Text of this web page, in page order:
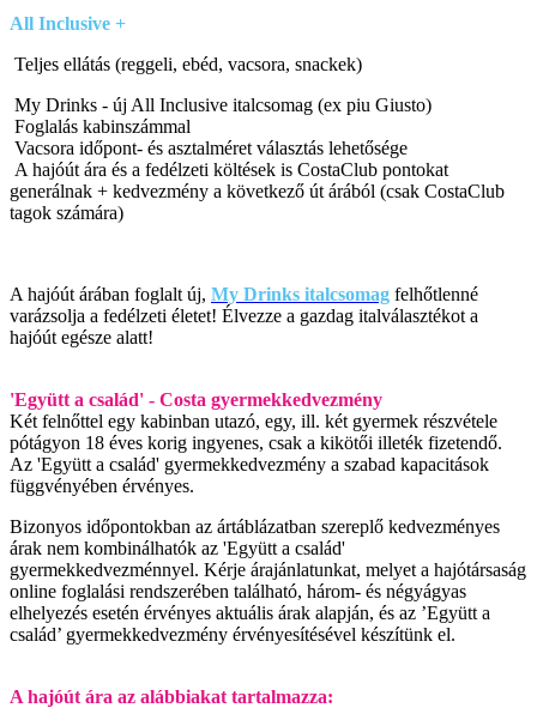
All Inclusive +
Teljes ellátás (reggeli, ebéd, vacsora, snackek)
My Drinks - új All Inclusive italcsomag (ex piu Giusto)
Foglalás kabinszámmal
Vacsora időpont- és asztalméret választás lehetősége
A hajóút ára és a fedélzeti költések is CostaClub pontokat
generálnak + kedvezmény a következő út árából (csak CostaClub
tagok számára)
A hajóút árában foglalt új, My Drinks italcsomag felhőtlenné
varázsolja a fedélzeti életet! Élvezze a gazdag italválasztékot a
hajóút egésze alatt!
'Együtt a család' - Costa gyermekkedvezmény
Két felnőttel egy kabinban utazó, egy, ill. két gyermek részvétele
pótágyon 18 éves korig ingyenes, csak a kikötői illeték fizetendő.
Az 'Együtt a család' gyermekkedvezmény a szabad kapacitások
függvényében érvényes.
Bizonyos időpontokban az ártáblázatban szereplő kedvezményes
árak nem kombinálhatók az 'Együtt a család'
gyermekkedvezménnyel. Kérje árajánlatunkat, melyet a hajótársaság
online foglalási rendszerében található, három- és négyágyas
elhelyezés esetén érvényes aktuális árak alapján, és az ’Együtt a
család’ gyermekkedvezmény érvényesítésével készítünk el.
A hajóút ára az alábbiakat tartalmazza: